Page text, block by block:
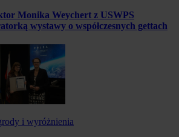
Monika Weychert z USWPS
wystawy o współczesnych gettach
i wyróżnienia